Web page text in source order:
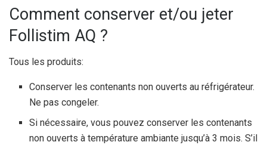
Comment conserver et/ou jeter
Follistim AQ ?
Tous les produits:
Conserver les contenants non ouverts au réfrigérateur.
Ne pas congeler.
Si nécessaire, vous pouvez conserver les contenants
non ouverts à température ambiante jusqu’à 3 mois. S’il